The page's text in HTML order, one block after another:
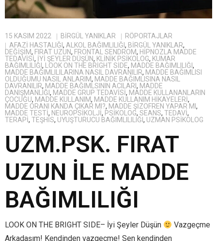
15 KASIM 2022 BIRGÜL YANIKLAR
RÖPORTAJLAR
AFAZI HASTALIĞI , ALKOL BAĞIMLILIĞI , BIRGÜL YANIKLAR,
DEĞIŞIM, FIRAT UZUN, FRONTAL SENDROM, HIPNOZLA MADDE
TEDAVISI, IYI ŞEYLER DÜŞÜN, KLINIK PSIKOLOG, KUMAR
BAĞIMLILIĞI , LOOK ON THE BRIGHT SIDE, MADDE BAĞIMLILIĞI ,
MADDE BAĞIMLILILARINA NASIL DAVRANILIR, MADDE BAĞIMLISI
OLDUĞUMU NASIL ANLARIM, MADDE BAĞIMLISINA NASIL
DAVRANILIR, MADDE BAĞIMLSININ ACILARI , MADDE
DANIŞMANLIĞI , MADDE GRUP TEDAVISI, MADDE KULLANANLARIN
ÇOCUĞU, MADDE KULLANIM, MADDE KULLANIM HIKAYELERI,
MADDE ORANI KANDA ÇIKAR MI?, MADDE ŞIZOFREN YAPAR MI ,
MADDE TESTI, NEUROPSIKOLJI, PSIKOLOG, SEANS, TEDAVI,
TERAPI, TEŞHIS, UYUŞTURUCU BAĞIMLILILIĞI , UZMAN PSIKOLOG
UZM.PSK. FIRAT
UZUN İLE MADDE
BAĞIMLILIĞI
LOOK ON THE BRIGHT SIDE– İyi Şeyler Düşün
Vazgeçme
Arkadaşım! Kendinden vazgeçme! Sen kendinden